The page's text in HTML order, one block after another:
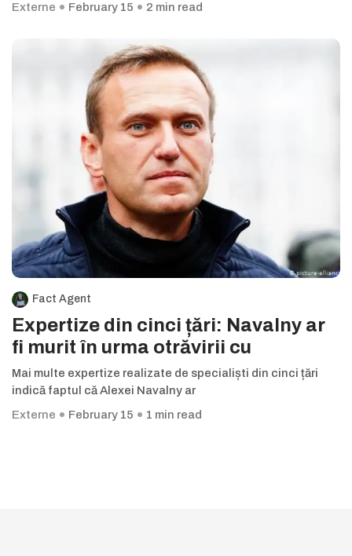
Externe
February 15 2 min read
Fact Agent
Expertize din cinci țări: Navalny ar
fi murit în urma otrăvirii cu
Mai multe expertize realizate de specialiști din cinci țări
indică faptul că Alexei Navalny ar
Externe
February 15 1 min read